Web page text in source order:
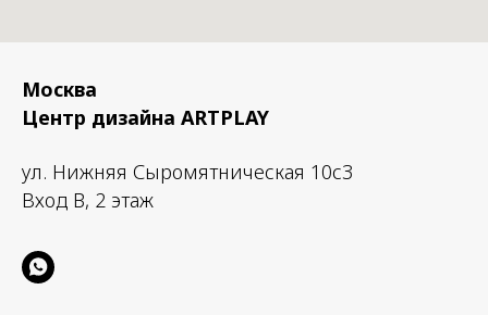
Москва
Центр дизайна ARTPLAY
ул. Нижняя Сыромятническая 10с3
Вход B, 2 этаж